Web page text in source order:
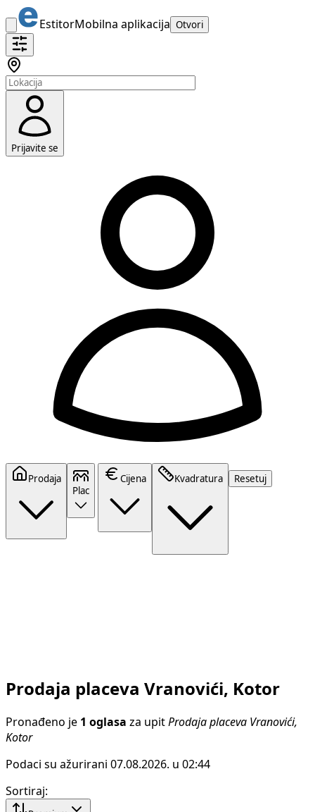
EstitorMobilna aplikacija Otvori
Prijavite se
Prodaja
Plac
Cijena Kvadratura Resetuj
Prodaja placeva Vranovići, Kotor
Pronađeno je 1 oglasa za upit Prodaja placeva Vranovići,
Kotor
Podaci su ažurirani 07.08.2026. u 02:44
Sortiraj: